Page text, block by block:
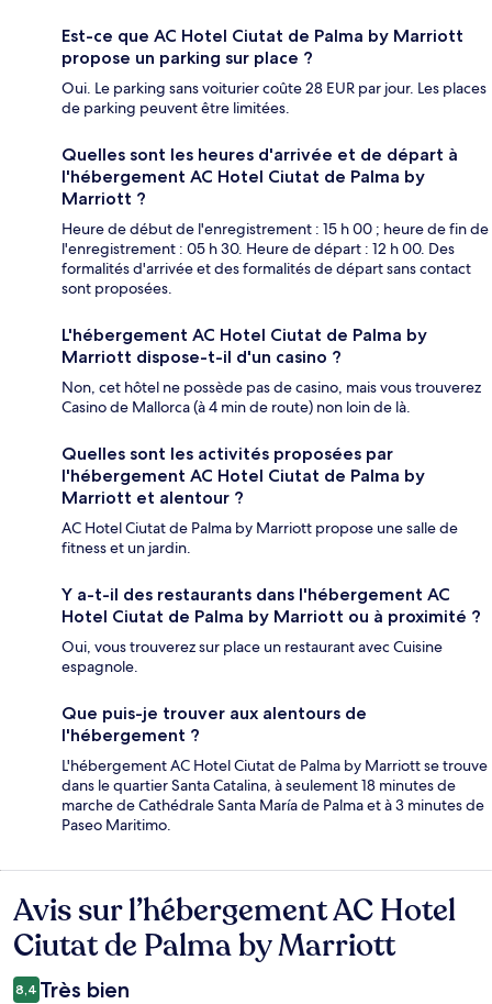
Est-ce que AC Hotel Ciutat de Palma by Marriott
propose un parking sur place ?
Oui. Le parking sans voiturier coûte 28 EUR par jour. Les places
de parking peuvent être limitées.
Quelles sont les heures d'arrivée et de départ à
l'hébergement AC Hotel Ciutat de Palma by
Marriott ?
Heure de début de l'enregistrement : 15 h 00 ; heure de fin de
l'enregistrement : 05 h 30. Heure de départ : 12 h 00. Des
formalités d'arrivée et des formalités de départ sans contact
sont proposées.
L'hébergement AC Hotel Ciutat de Palma by
Marriott dispose-t-il d'un casino ?
Non, cet hôtel ne possède pas de casino, mais vous trouverez
Casino de Mallorca (à 4 min de route) non loin de là.
Quelles sont les activités proposées par
l'hébergement AC Hotel Ciutat de Palma by
Marriott et alentour ?
AC Hotel Ciutat de Palma by Marriott propose une salle de
fitness et un jardin.
Y a-t-il des restaurants dans l'hébergement AC
Hotel Ciutat de Palma by Marriott ou à proximité ?
Oui, vous trouverez sur place un restaurant avec Cuisine
espagnole.
Que puis-je trouver aux alentours de
l'hébergement ?
L'hébergement AC Hotel Ciutat de Palma by Marriott se trouve
dans le quartier Santa Catalina, à seulement 18 minutes de
marche de Cathédrale Santa María de Palma et à 3 minutes de
Paseo Maritimo.
Avis
Avis sur l’hébergement AC Hotel
Ciutat de Palma by Marriott
8,4 Très bien